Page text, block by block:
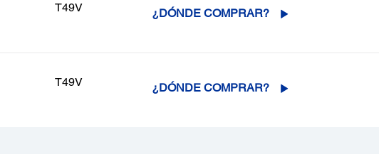
T49V ¿DÓNDE COMPRAR?
T49V ¿DÓNDE COMPRAR?